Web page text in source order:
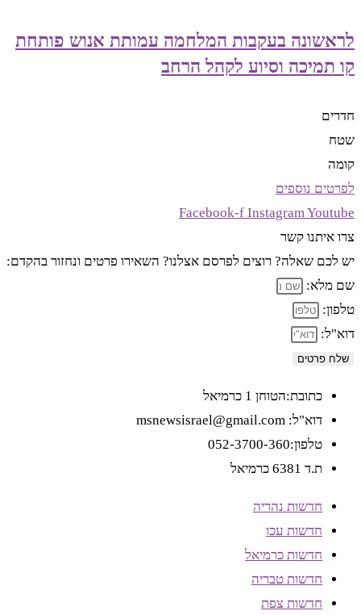
לראשונה בעקבות המלחמה עמותת אנוש פותחת
קו תמיכה וסיוע לקהל הרחב
חדרים
שטח
קומה
לפרטים נוספים
Facebook-f InstagramYoutube
צרו איתנו קשר
יש לכם שאלה? רוצים לפרסם אצלנו? השאירו פרטים ונחזור בהקדם:
שם מלא:
טלפון:
דוא"ל:
שלח פרטים
כתובת:הטוחן 1 כרמיאל
דוא"ל: msnewsisrael@gmail.com
טלפון:052-3700-360
ת.ד 6381 כרמיאל
חדשות נהריה
חדשות עכו
חדשות כרמיאל
חדשות טבריה
חדשות צפת